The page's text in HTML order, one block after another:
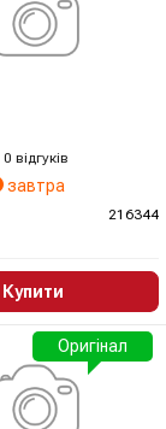
0 відгуків
завтра
216344
Купити
Оригінал